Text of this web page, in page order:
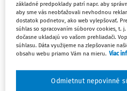
problematike drogovej trestnej
Slovenskej republiky, najmä
a spoločenských aspektov. V
rámcom protidrogovej politiky z
prof. JUDr. Jozef Čentéš PhD.
Vydané:2. 10. 2024 / 46 minút čítania
základné predpoklady patrí napr. aby
aby sme vás neobťažovali nevhodnou
dostatok podnetov, ako web vylepšovať.
súhlas so spracovaním súborov cookies, t.
dočasne ukladajú vo vašom prehliadači.
súhlasu. Dáta využijeme na zlepšovanie
obsahu webu priamo Vám na mieru. Viac
Odmietnut nepovinné